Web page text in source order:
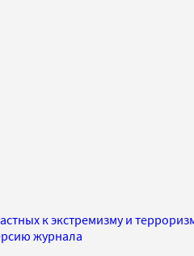
к экстремизму и
журнала